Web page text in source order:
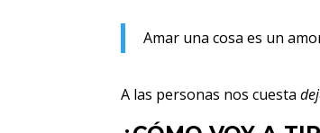
Amar una cosa es un
A las personas nos cuesta